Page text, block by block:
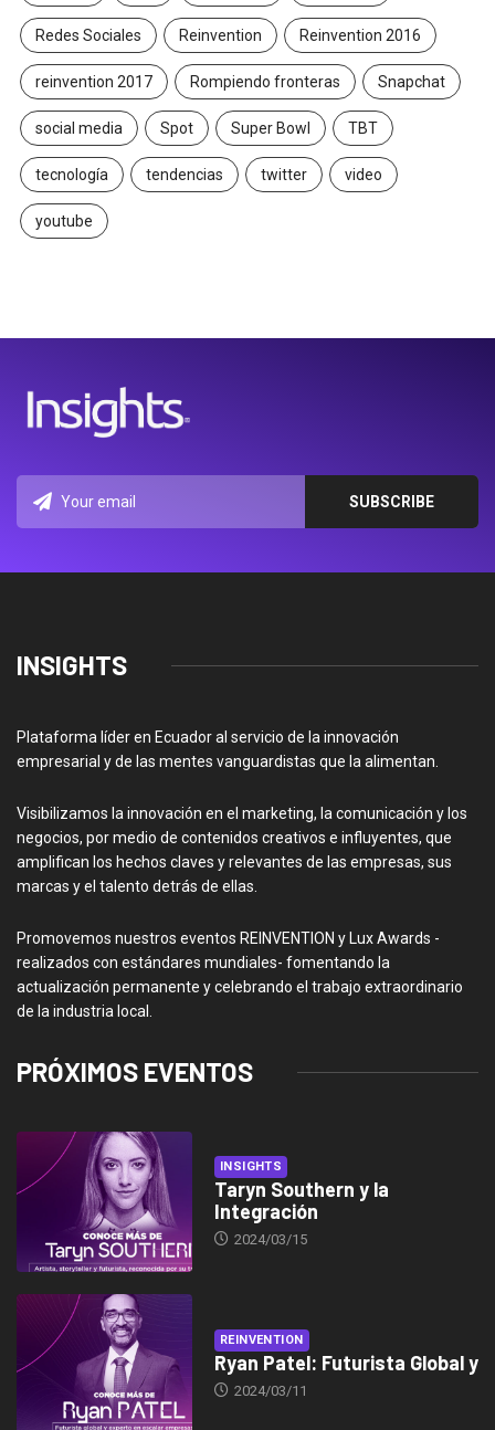
Redes Sociales Reinvention Reinvention 2016
reinvention 2017 Rompiendo fronteras Snapchat
social media Spot Super Bowl TBT
tecnología tendencias twitter video
youtube
INSIGHTS
Plataforma líder en Ecuador al servicio de la innovación
empresarial y de las mentes vanguardistas que la alimentan.
Visibilizamos la innovación en el marketing, la comunicación y los
negocios, por medio de contenidos creativos e influyentes, que
amplifican los hechos claves y relevantes de las empresas, sus
marcas y el talento detrás de ellas.
Promovemos nuestros eventos REINVENTION y Lux Awards -
realizados con estándares mundiales- fomentando la
actualización permanente y celebrando el trabajo extraordinario
de la industria local.
PRÓXIMOS EVENTOS
INSIGHTS
Taryn Southern y la
Integración
2024/03/15
REINVENTION
Ryan Patel: Futurista Global y
2024/03/11